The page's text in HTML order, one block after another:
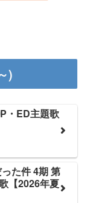
)
・ED主題歌
た件 4期 第
【2026年夏